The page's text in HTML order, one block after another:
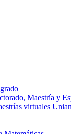
Maestría y
virtuales